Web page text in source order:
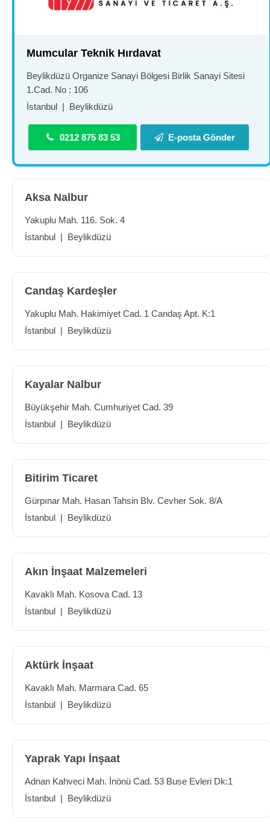
Mumcular Teknik Hırdavat
Beylikdüzü Organize Sanayi Bölgesi Birlik Sanayi Sitesi
1.Cad. No : 106
İstanbul | Beylikdüzü
0212 875 83 53 E-posta Gönder
Aksa Nalbur
Yakuplu Mah. 116. Sok. 4
İstanbul | Beylikdüzü
Candaş Kardeşler
Yakuplu Mah. Hakimiyet Cad. 1 Candaş Apt. K:1
İstanbul | Beylikdüzü
Kayalar Nalbur
Büyükşehir Mah. Cumhuriyet Cad. 39
İstanbul | Beylikdüzü
Bitirim Ticaret
Gürpınar Mah. Hasan Tahsin Blv. Cevher Sok. 8/A
İstanbul | Beylikdüzü
Akın İnşaat Malzemeleri
Kavaklı Mah. Kosova Cad. 13
İstanbul | Beylikdüzü
Aktürk İnşaat
Kavaklı Mah. Marmara Cad. 65
İstanbul | Beylikdüzü
Yaprak Yapı İnşaat
Adnan Kahveci Mah. İnönü Cad. 53 Buse Evleri Dk:1
İstanbul | Beylikdüzü